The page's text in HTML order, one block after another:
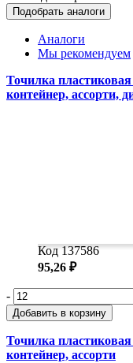
Подобрать аналоги
Аналоги
Мы рекомендуем
Точилка
контейнер, ассорти,
Код 137586
95,26 ₽
-
Добавить в корзину
Точилка
контейнер, ассорти